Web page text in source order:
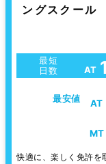
ングスクール
最短
日数
AT
最安値 AT
MT
快適に、楽しく免許を